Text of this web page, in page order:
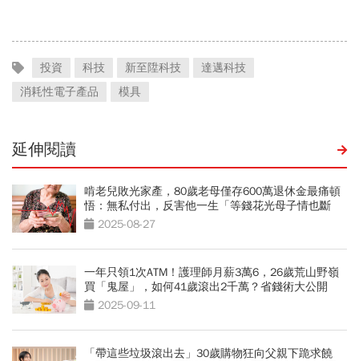
投資 科技 新至陞科技
達邁科技
消耗性電子產品
模具
延伸閱讀
啃老兒敗光家產，80歲老母僅存600萬退休金最痛頓
悟：無私付出，反害他一生「等錢花光母子情也斷
了」2025-08-27
一年只領1次ATM！護理師月薪3萬6，26歲荒山野嶺
買「鬼屋」，如何41歲滾出2千萬？省錢術大公開
2025-09-11
「帶這些垃圾滾出去」30歲購物狂向父親下跪求饒